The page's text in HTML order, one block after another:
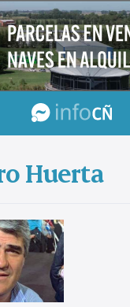
InfoCañuelas
Huerta